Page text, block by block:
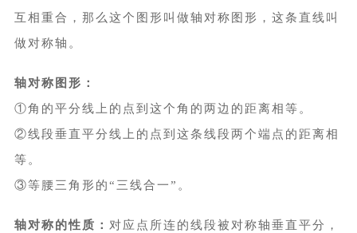
互相重合，那么这个图形叫做轴对称图形，这条直线叫
做对称轴。
轴对称图形：
①角的平分线上的点到这个角的两边的距离相等。
②线段垂直平分线上的点到这条线段两个端点的距离相
等。
③等腰三角形的“三线合一”。
轴对称的性质： 对应点所连的线段被对称轴垂直平分，